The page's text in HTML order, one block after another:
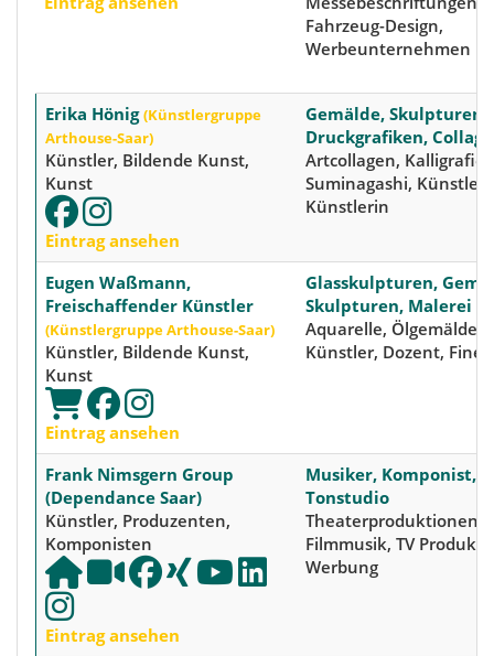
Fahrzeug-Design,
Werbeunternehmen
Erika Hönig (Künstlergruppe
Arthouse-Saar)
Künstler, Bildende Kunst,
Kunst
Eintrag ansehen
Gemälde, Skulpturen,
Druckgrafiken,
Artcollagen,
Suminagashi,
Künstlerin
Eugen Waßmann,
Freischaffender Künstler
(Künstlergruppe Arthouse-Saar)
Künstler, Bildende Kunst,
Kunst
Eintrag ansehen
Glasskulpturen,
Skulpturen, Malerei
Aquarelle, Ölgemälde,
Künstler, Dozent, Fine
Frank Nimsgern Group
(Dependance Saar)
Künstler, Produzenten,
Komponisten
Eintrag ansehen
Musiker, Komponist,
Tonstudio
Theaterproduktionen,
Filmmusik, TV
Werbung